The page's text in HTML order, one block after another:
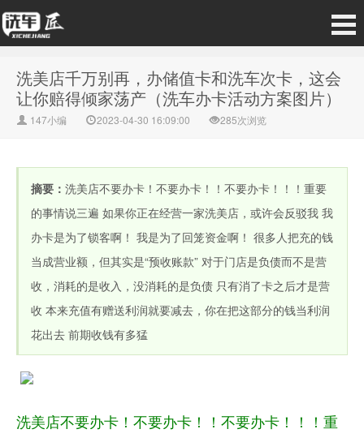
洗美店千万别再，办储值卡和洗车次卡，这会
让你赔得倾家荡产（洗车办卡活动方案图片）
147小编 2023-04-30 16:09:00 285次浏览
摘要： 洗美店不要办卡！不要办卡！！不要办卡！！！重要
的事情说三遍 如果你正在经营一家洗美店，或许会反驳我 我
办卡是为了锁客啊！ 我是为了回笼资金啊！ 很多人把充的钱
当成营业额，但其实是“预收账款” 对于门店是负债而不是营
收，消耗的是收入，没消耗的是负债 只有消了卡之后才是营
收 本来充值有赠送利润就要减去，你在把这部分的钱当利润
花出去 前期收钱有多猛
洗美店不要办卡！不要办卡！！不要办卡！！！重